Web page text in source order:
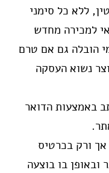
ללא כל סימני
למכירה מחדש
הובלה גם אם טרם
נשוא העסקה
באמצעות הדואר
ורק בכרטיס
בו בוצעה